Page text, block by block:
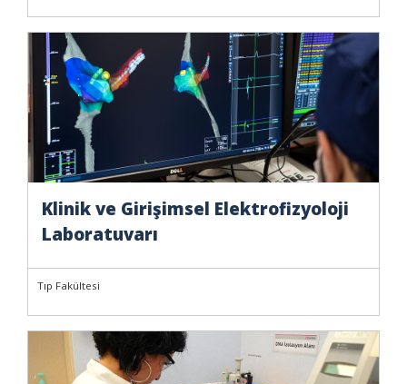
Klinik ve Girişimsel Elektrofizyoloji
Laboratuvarı
Tıp Fakültesi